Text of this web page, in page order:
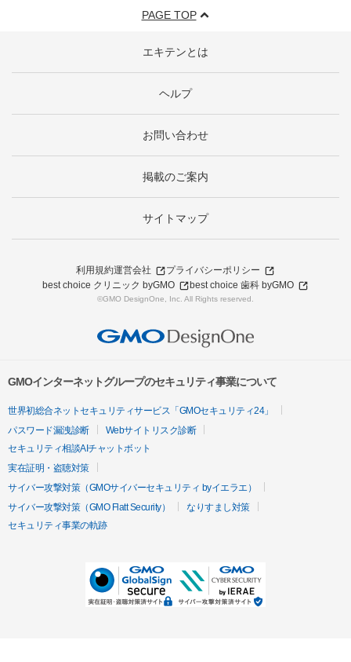
PAGE TOP
エキテンとは
ヘルプ
お問い合わせ
掲載のご案内
サイトマップ
利用規約運営会社
プライバシーポリシー
best choice クリニック byGMO
best choice 歯科 byGMO
©GMO DesignOne, Inc. All Rights reserved.
GMOインターネットグループのセキュリティ事業について
世界初総合ネットセキュリティサービス「GMOセキュリティ24」
パスワード漏洩診断
Webサイトリスク診断
セキュリティ相談AIチャットボット
実在証明・盗聴対策
サイバー攻撃対策（GMOサイバーセキュリティ byイエラエ）
サイバー攻撃対策（GMO Flatt Security）
なりすまし対策
セキュリティ事業の軌跡